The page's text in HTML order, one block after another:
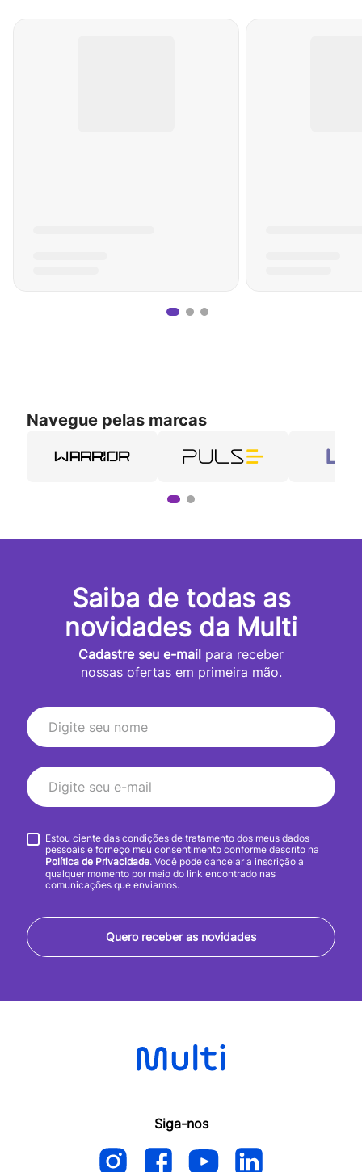
Navegue pelas marcas
Saiba de todas as
novidades da Multi
Cadastre seu e-mail para receber
nossas ofertas em primeira mão.
Quero receber as novidades
Estou ciente das condições de tratamento dos meus dados
pessoais e forneço meu consentimento conforme descrito na
Política de Privacidade. Você pode cancelar a inscrição a
qualquer momento por meio do link encontrado nas
comunicações que enviamos.
Siga-nos